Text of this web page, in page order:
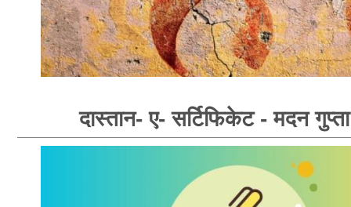
दास्तान- ए- सर्टिफिकेट - मदन